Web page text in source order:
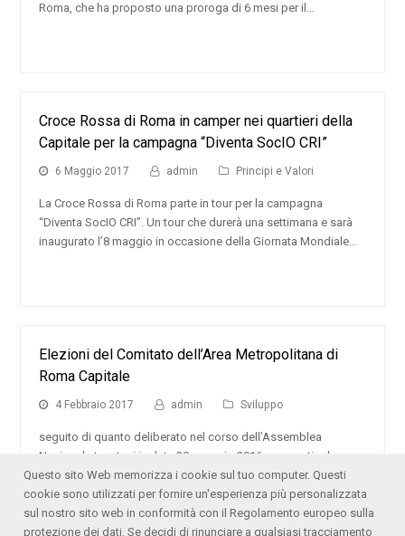
Roma, che ha proposto una proroga di 6 mesi per il…
Croce Rossa di Roma in camper nei quartieri della
Capitale per la campagna “Diventa SocIO CRI”
6 Maggio 2017 admin Principi e Valori
La Croce Rossa di Roma parte in tour per la campagna
“Diventa SocIO CRI”. Un tour che durerà una settimana e sarà
inaugurato l’8 maggio in occasione della Giornata Mondiale…
Elezioni del Comitato dell’Area Metropolitana di
Roma Capitale
4 Febbraio 2017 admin Sviluppo
seguito di quanto deliberato nel corso dell’Assemblea
Nazionale tenutasi in data 30 gennaio 2016, con particolare
riguardo alle decisioni assunte per l’ex Comitato Provinciale di
Roma, il Presidente Nazionale con…
Questo sito Web memorizza i cookie sul tuo computer. Questi
cookie sono utilizzati per fornire un'esperienza più personalizzata
sul nostro sito web in conformità con il Regolamento europeo sulla
protezione dei dati. Se decidi di rinunciare a qualsiasi tracciamento